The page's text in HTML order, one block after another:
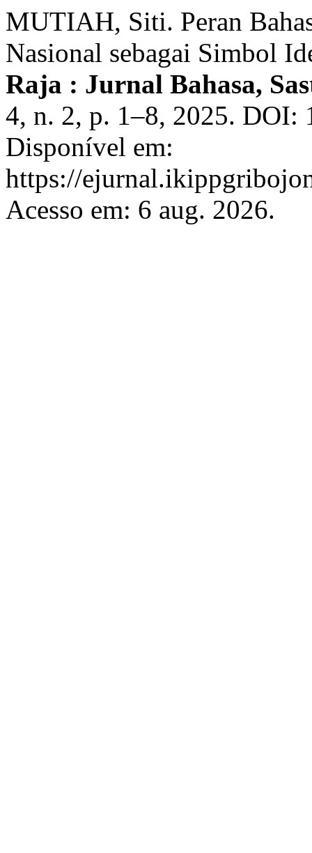
MUTIAH, Siti. Peran
Nasional sebagai Simbol
Raja : Jurnal Bahasa,
4, n. 2, p. 1–8, 2025. DOI:
Disponível em:
https://
Acesso em: 6 aug. 2026.